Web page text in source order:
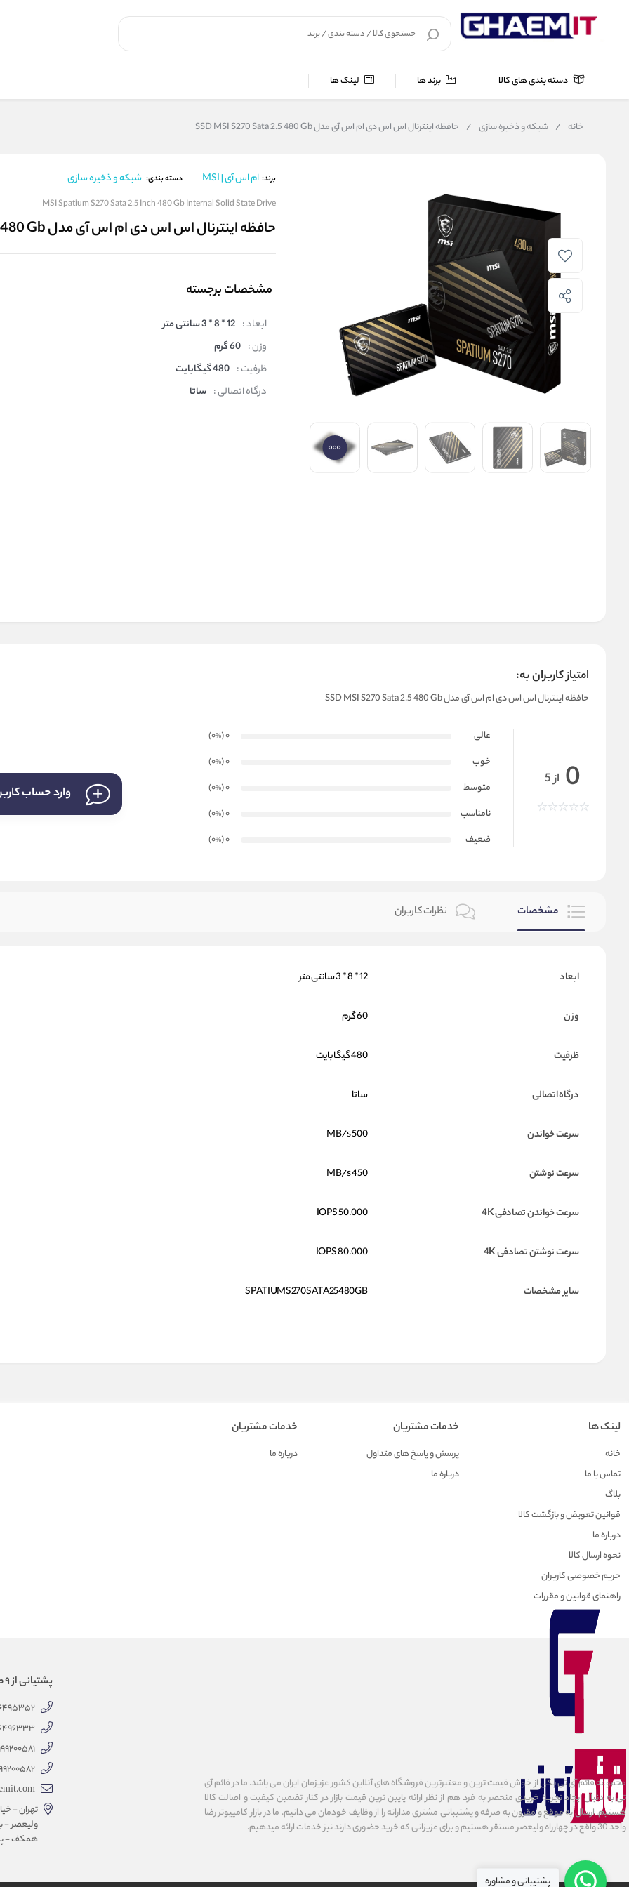
دسته بندی های کالا برند ها لینک ها
خانه / شبکه و ذخیره سازی / حافظه اینترنال اس اس دی ام اس آی مدل SSD MSI S270 Sata 2.5 480 Gb
برند: ام اس آی | MSI دسته بندی: شبکه و ذخیره سازی
MSI Spatium S270 Sata 2.5 Inch 480 Gb Internal Solid State Drive
حافظه اینترنال اس اس دی ام اس آی مدل SSD MSI S270 Sata 2.5 480 Gb
مشخصات برجسته
ابعاد : 12 * 8 * 3 سانتی متر
وزن : 60 گرم
ظرفیت : 480 گیگابایت
درگاه اتصالی : ساتا
امتیاز کاربران به:
حافظه اینترنال اس اس دی ام اس آی مدل SSD MSI S270 Sata 2.5 480 Gb
0 از 5
عالی 0
(0
%
)
خوب
0
(0
%
)
متوسط
0
(0
%
)
نامناسب
0
(0
%
)
ضعیف
0
(0
%
)
وارد حساب
مشخصات نظرات کاربران
ابعاد 12 * 8 * 3 سانتی متر
وزن 60 گرم
ظرفیت 480 گیگابایت
درگاه اتصالی ساتا
سرعت خواندن 500 MB/s
سرعت نوشتن 450 MB/s
سرعت خواندن تصادفی 4K 50.000 IOPS
سرعت نوشتن تصادفی 4K 80.000 IOPS
سایر مشخصات SPATIUMS270SATA25480GB
لینک ها
خانه
تماس با ما
بلاگ
قوانین تعویض و بازگشت کالا
درباره ما
نحوه ارسال کالا
حریم خصوصی کاربران
راهنمای قوانین و مقررات
خدمات مشتریان
پرسش و پاسخ های متداول
درباره ما
خدمات مشتریان
درباره ما
مجموعه قائم آی تی یکی از خوش قیمت ترین و معتبرترین فروشگاه های آنلاین کشور عزیزمان ایران می باشد. ما در قائم آی
تی به دنبال ایجاد تجربه خریدی منحصر به فرد هم از نظر ارائه پایین ترین قیمت بازار در کنار تضمین کیفیت و اصالت کالا
هستیم. ارسال به موقع و مقرون به صرفه و پشتیبانی مشتری مدارانه را از وظایف خودمان می دانیم. ما در بازار کامپیوتر رضا
واحد 30 واقع در چهارراه ولیعصر مستقر هستیم و برای عزیزانی که خرید حضوری دارند نیز خدمات ارائه میدهیم.
پشتیانی از 9 صبح الی 18 عصر
تهران -
ولیعصر -
همکف -
پشتیبانی و مشاوره